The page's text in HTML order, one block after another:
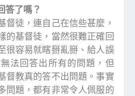
答了嗎？
督徒，連自己在信些甚麼，
的基督徒，當然很難正確回
很容易就瞎掰亂掰、給人誤
法回答出所有的問題，但
督教真的答不出問題。事實
問題，都有非常令人佩服的